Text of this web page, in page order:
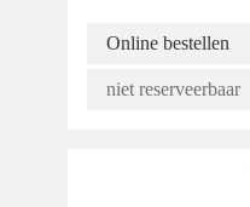
Online bestellen
niet reserveerbaar